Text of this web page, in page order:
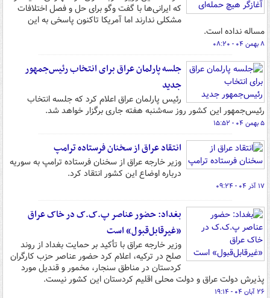
که ایرانی‌ها با گفت وگو برای حل و فصل اختلافات
مشکلی ندارند اما آمریکا تاکنون پاسخی به این
مساله نداده است.
۸ بهمن ۰۴ - ۰۸:۲۰
جلسه پارلمان عراق برای انتخاب رئیس‌جمهور
جدید
رئیس پارلمان عراق اعلام کرد که جلسه انتخاب
رئیس‌جمهور این کشور روز سه‌شنبه هفته جاری برگزار خواهد شد.
۵ بهمن ۰۴ - ۱۵:۵۲
انتقاد عراق از سخنان فرستاده ترامپ
وزیر خارجه عراق از سخنان فرستاده ترامپ به سوریه
درباره اوضاع این کشور انتقاد کرد.
۱۷ آذر ۰۴ - ۰۹:۲۴
بغداد: حضور عناصر پ.ک.ک در خاک عراق
«غیرقابل‌قبول» است
وزیر خارجه عراق با تأکید بر حمایت بغداد از روند
صلح در ترکیه، اعلام کرد حضور عناصر حزب کارگران
کردستان در مناطق سنجار، مخمور و قندیل مورد
پذیرش دولت عراق و دولت محلی اقلیم کردستان این کشور نیست.
۲۶ آبان ۰۴ - ۱۹:۱۴